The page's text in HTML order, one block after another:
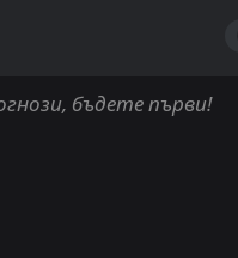
бъдете първи!